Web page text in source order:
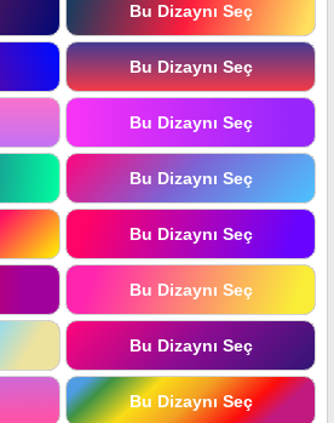
Bu Dizaynı Seç
Bu Dizaynı Seç
Bu Dizaynı Seç
Bu Dizaynı Seç
Bu Dizaynı Seç
Bu Dizaynı Seç
Bu Dizaynı Seç
Bu Dizaynı Seç